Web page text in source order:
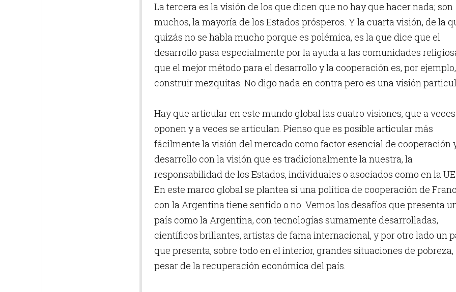
La tercera es la visión de los que dicen que no hay que hacer nada; son
muchos, la mayoría de los Estados prósperos. Y la cuarta visión, de la
quizás no se habla mucho porque es polémica, es la que dice que el
desarrollo pasa especialmente por la ayuda a las comunidades
que el mejor método para el desarrollo y la cooperación es, por ejemplo,
construir mezquitas. No digo nada en contra pero es una visión
Hay que articular en este mundo global las cuatro visiones, que a
oponen y a veces se articulan. Pienso que es posible articular más
fácilmente la visión del mercado como factor esencial de cooperación
desarrollo con la visión que es tradicionalmente la nuestra, la
responsabilidad de los Estados, individuales o asociados como en la UE.
En este marco global se plantea si una política de cooperación de
con la Argentina tiene sentido o no. Vemos los desafíos que presenta
país como la Argentina, con tecnologías sumamente desarrolladas,
científicos brillantes, artistas de fama internacional, y por otro lado un
que presenta, sobre todo en el interior, grandes situaciones de pobreza,
pesar de la recuperación económica del país.